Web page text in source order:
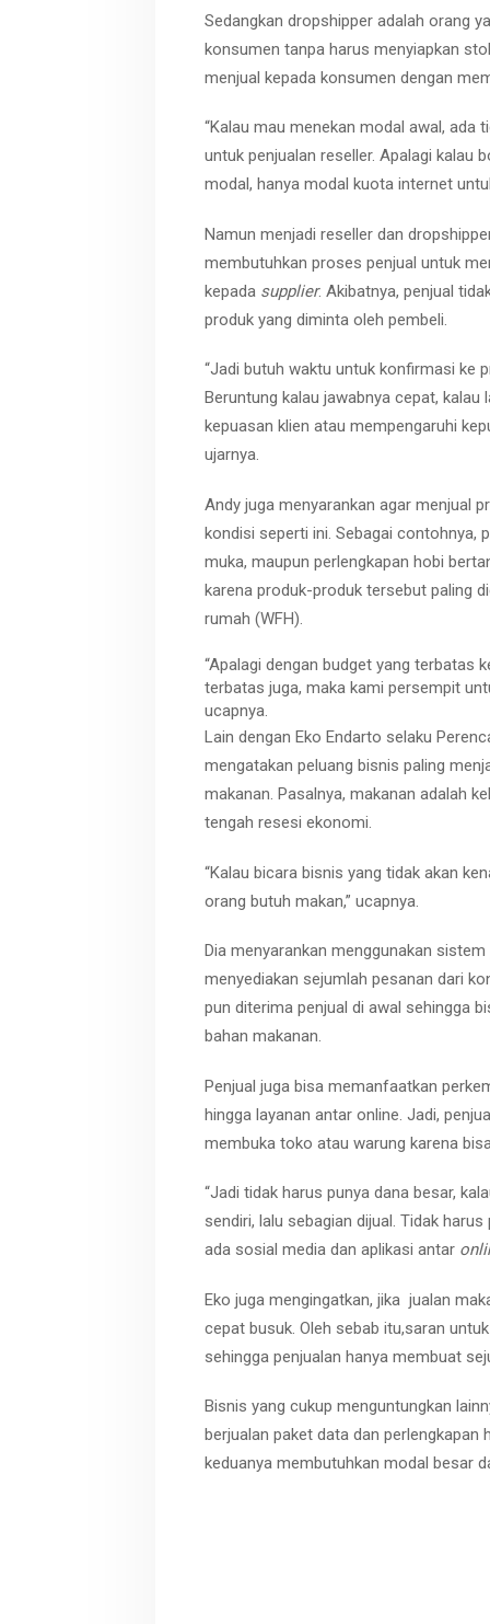
Sedangkan dropshipper adalah orang
konsumen tanpa harus menyiapkan
menjual kepada konsumen dengan
“Kalau mau menekan modal awal,
untuk penjualan reseller. Apalagi kalau
modal, hanya modal kuota internet
Namun menjadi reseller dan
membutuhkan proses penjual untuk
kepada supplier. Akibatnya, penjual
produk yang diminta oleh pembeli.
“Jadi butuh waktu untuk konfirmasi ke
Beruntung kalau jawabnya cepat, kalau
kepuasan klien atau mempengaruhi
ujarnya.
Andy juga menyarankan agar menjual
kondisi seperti ini. Sebagai
muka, maupun perlengkapan hobi
karena produk-produk tersebut paling
rumah (WFH).
“Apalagi dengan budget yang terbatas
terbatas juga, maka kami persempit
ucapnya.
Lain dengan Eko Endarto selaku
mengatakan peluang bisnis paling
makanan. Pasalnya, makanan adalah
tengah resesi ekonomi.
“Kalau bicara bisnis yang tidak akan
orang butuh makan,” ucapnya.
Dia menyarankan menggunakan sistem
menyediakan sejumlah pesanan dari
pun diterima penjual di awal sehingga
bahan makanan.
Penjual juga bisa memanfaatkan
hingga layanan antar online. Jadi,
membuka toko atau warung karena
“Jadi tidak harus punya dana besar,
sendiri, lalu sebagian dijual. Tidak
ada sosial media dan aplikasi antar
Eko juga mengingatkan, jika jualan
cepat busuk. Oleh sebab itu,saran
sehingga penjualan hanya membuat
Bisnis yang cukup menguntungkan
berjualan paket data dan
keduanya membutuhkan modal besar